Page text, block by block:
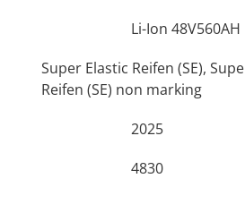
Li-Ion 48V560AH
Super Elastic Reifen (SE),
Reifen (SE) non marking
2025
4830